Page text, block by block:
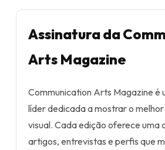
Assinatura da
Arts Magazine
Communication Arts Magazine é
líder dedicada a mostrar o
visual. Cada edição oferece uma
artigos, entrevistas e perfis que